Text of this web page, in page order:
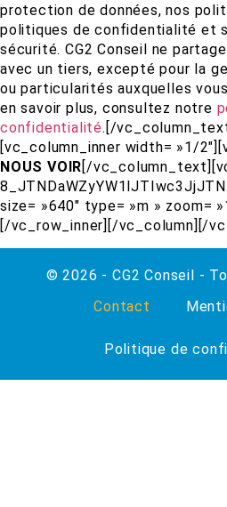
protection de données, nos
politiques de confidentialité et
sécurité. CG2 Conseil ne
avec un tiers, excepté pour la
ou particularités auxquelles
en savoir plus, consultez notre
confidentialité.[/
[vc_column_inner width= »1/
NOUS VOIR[/
size= »640″ type= »m » zoom=
[/vc_row_inner][/vc_column][/
© 2026 - CG2 Conseil -
Contact
Politique de